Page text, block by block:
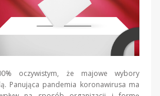
oczywistym, że majowe wybory
Panująca pandemia koronawirusa ma